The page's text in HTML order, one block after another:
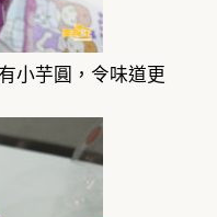
小芋圓，令味道更